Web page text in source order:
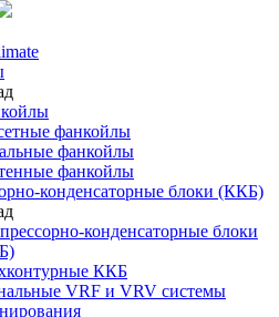
фанкойлы
фанкойлы
фанкойлы
конденсаторные блоки (ККБ)
конденсаторные блоки
ККБ
VRF и VRV системы